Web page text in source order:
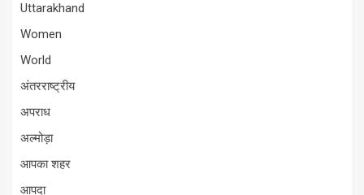
Uttarakhand
Women
World
अंतरराष्ट्रीय
अपराध
अल्मोड़ा
आपका शहर
आपदा